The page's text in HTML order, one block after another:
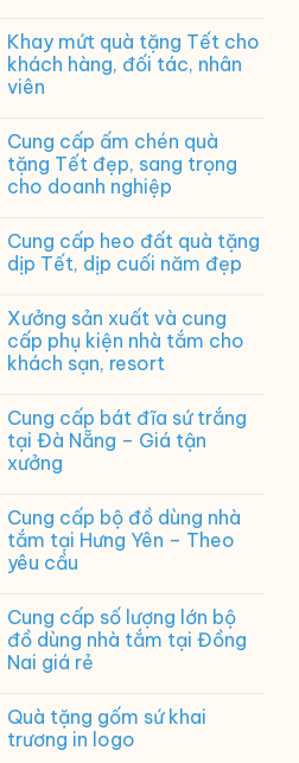
theo
yêu
cầu
Khay mứt quà tặng Tết cho
khách hàng, đối tác, nhân
viên
Cung cấp ấm chén quà
tặng Tết đẹp, sang trọng
cho doanh nghiệp
Cung cấp heo đất quà tặng
dịp Tết, dịp cuối năm đẹp
Xưởng sản xuất và cung
cấp phụ kiện nhà tắm cho
khách sạn, resort
Cung cấp bát đĩa sứ trắng
tại Đà Nẵng – Giá tận
xưởng
Cung cấp bộ đồ dùng nhà
tắm tại Hưng Yên – Theo
yêu cầu
Cung cấp số lượng lớn bộ
đồ dùng nhà tắm tại Đồng
Nai giá rẻ
Quà tặng gốm sứ khai
trương in logo